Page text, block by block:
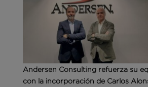
Andersen Consulting refuerza su
con la incorporación de Carlos